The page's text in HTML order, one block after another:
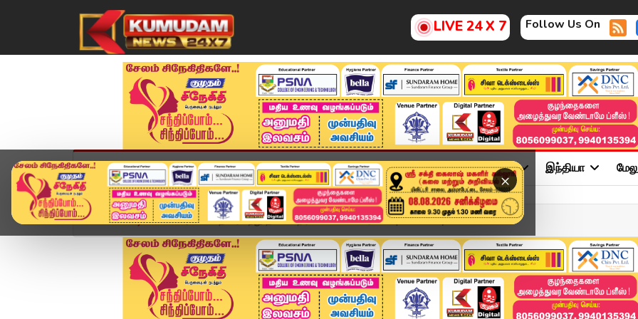
LIVE 24 X 7 Follow Us On
×
முகப்பு விளையாட்டு அண்மை தமிழ்நாடு சினிமா அரசியல் விளையாட்டு இந்தியா
Home வீடியோ ஸ்டோரி தொடர்கிறது தவெக நிர்வாகிகள் விசாரணை | Third Day...